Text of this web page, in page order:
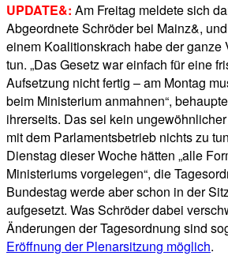
UPDATE&: Am Freitag meldete sich
Abgeordnete Schröder bei Mainz&,
einem Koalitionskrach habe der ganze
tun. „Das Gesetz war einfach für eine
Aufsetzung nicht fertig – am Montag
beim Ministerium anmahnen“,
ihrerseits. Das sei kein
mit dem Parlamentsbetrieb nichts zu
Dienstag dieser Woche hätten „alle
Ministeriums vorgelegen“, die
Bundestag werde aber schon in der
aufgesetzt. Was Schröder dabei
Änderungen der Tagesordnung sind
Eröffnung der Plenarsitzung möglich.